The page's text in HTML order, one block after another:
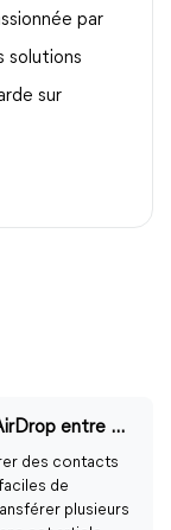
par
solutions
sur
Comment transférer des contacts via AirDrop entre deux iPhone
des contacts
de
plusieurs